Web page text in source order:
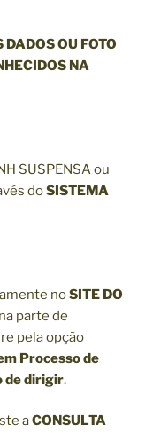
DADOS OU FOTO
NA
SUSPENSA ou
doSISTEMA
noSITE DO
parte de
pela opção
Processo de
de dirigir.
aCONSULTA